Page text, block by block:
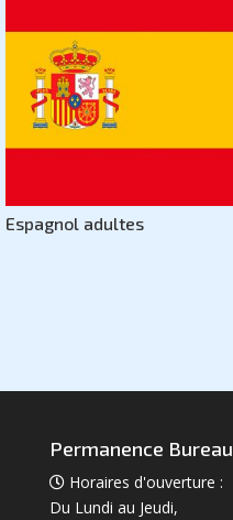
Espagnol adultes
Permanence Bureau
Horaires d'ouverture :
Du Lundi au Jeudi,